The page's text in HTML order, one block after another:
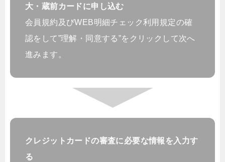
大・蔵前カードに申し込む
会員規約及びWEB明細チェック利用規定の確
認をして”理解・同意する”をクリックして次へ
進みます。
クレジットカードの審査に必要な情報を入力す
る